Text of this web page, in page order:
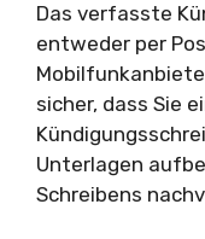
Das verfasste
entweder per
sicher, dass Sie
Unterlagen
Schreibens